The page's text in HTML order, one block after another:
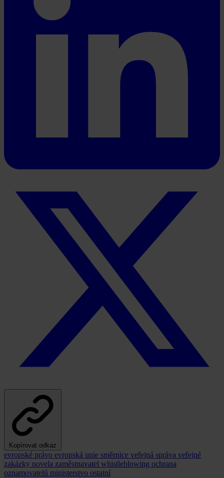
Kopírovat odkaz
evropské právo evropská unie směrnice veřejná správa veřejné
zakázky novela zaměstnavatel whistleblowing ochrana
oznamovatelů ministerstvo ostatní